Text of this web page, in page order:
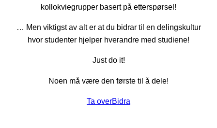
kollokviegrupper basert på etterspørsel!
… Men viktigst av alt er at du bidrar til en delingskultur
hvor studenter hjelper hverandre med studiene!
Just do it!
Noen må være den første til å dele!
Ta overBidra